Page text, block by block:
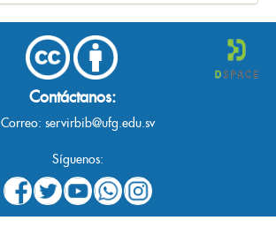
Contáctanos:
Correo: servirbib@ufg.edu.sv
Síguenos: